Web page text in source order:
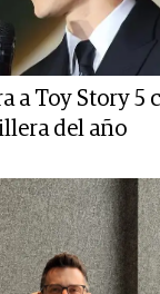
a Toy Story 5
del año